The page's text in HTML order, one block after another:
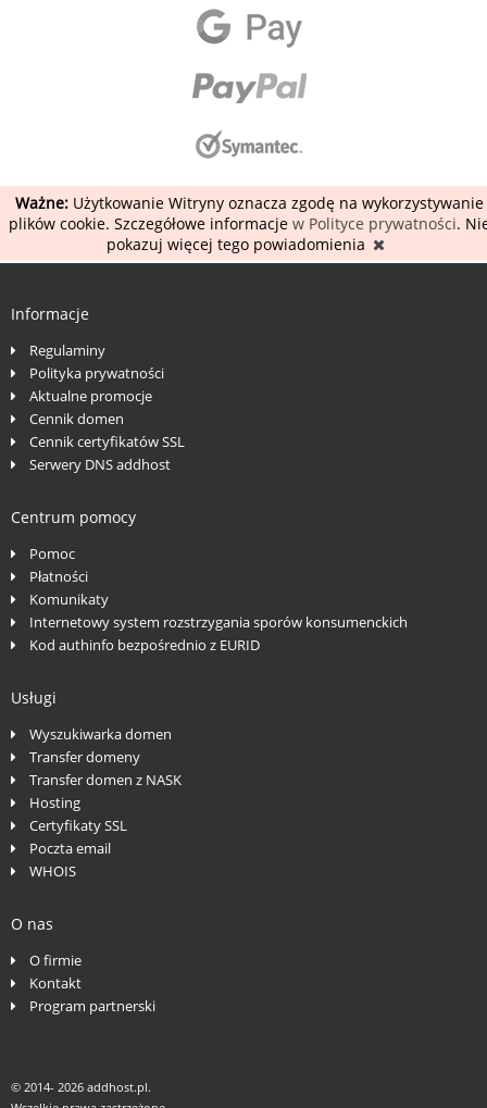
Ważne:Użytkowanie Witryny oznacza zgodę na wykorzystywanie
plików cookie. Szczegółowe informacje w Polityce prywatności.
pokazuj więcej tego powiadomienia
Informacje
Regulaminy
Polityka prywatności
Aktualne promocje
Cennik domen
Cennik certyfikatów SSL
Serwery DNS addhost
Centrum pomocy
Pomoc
Płatności
Komunikaty
Internetowy system rozstrzygania sporów konsumenckich
Kod authinfo bezpośrednio z EURID
Usługi
Wyszukiwarka domen
Transfer domeny
Transfer domen z NASK
Hosting
Certyfikaty SSL
Poczta email
WHOIS
O nas
O firmie
Kontakt
Program partnerski
© 2014- 2026 addhost.pl.